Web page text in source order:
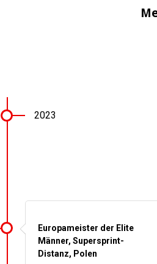
2023
Europameister der Elite
Männer, Supersprint-
Distanz, Polen